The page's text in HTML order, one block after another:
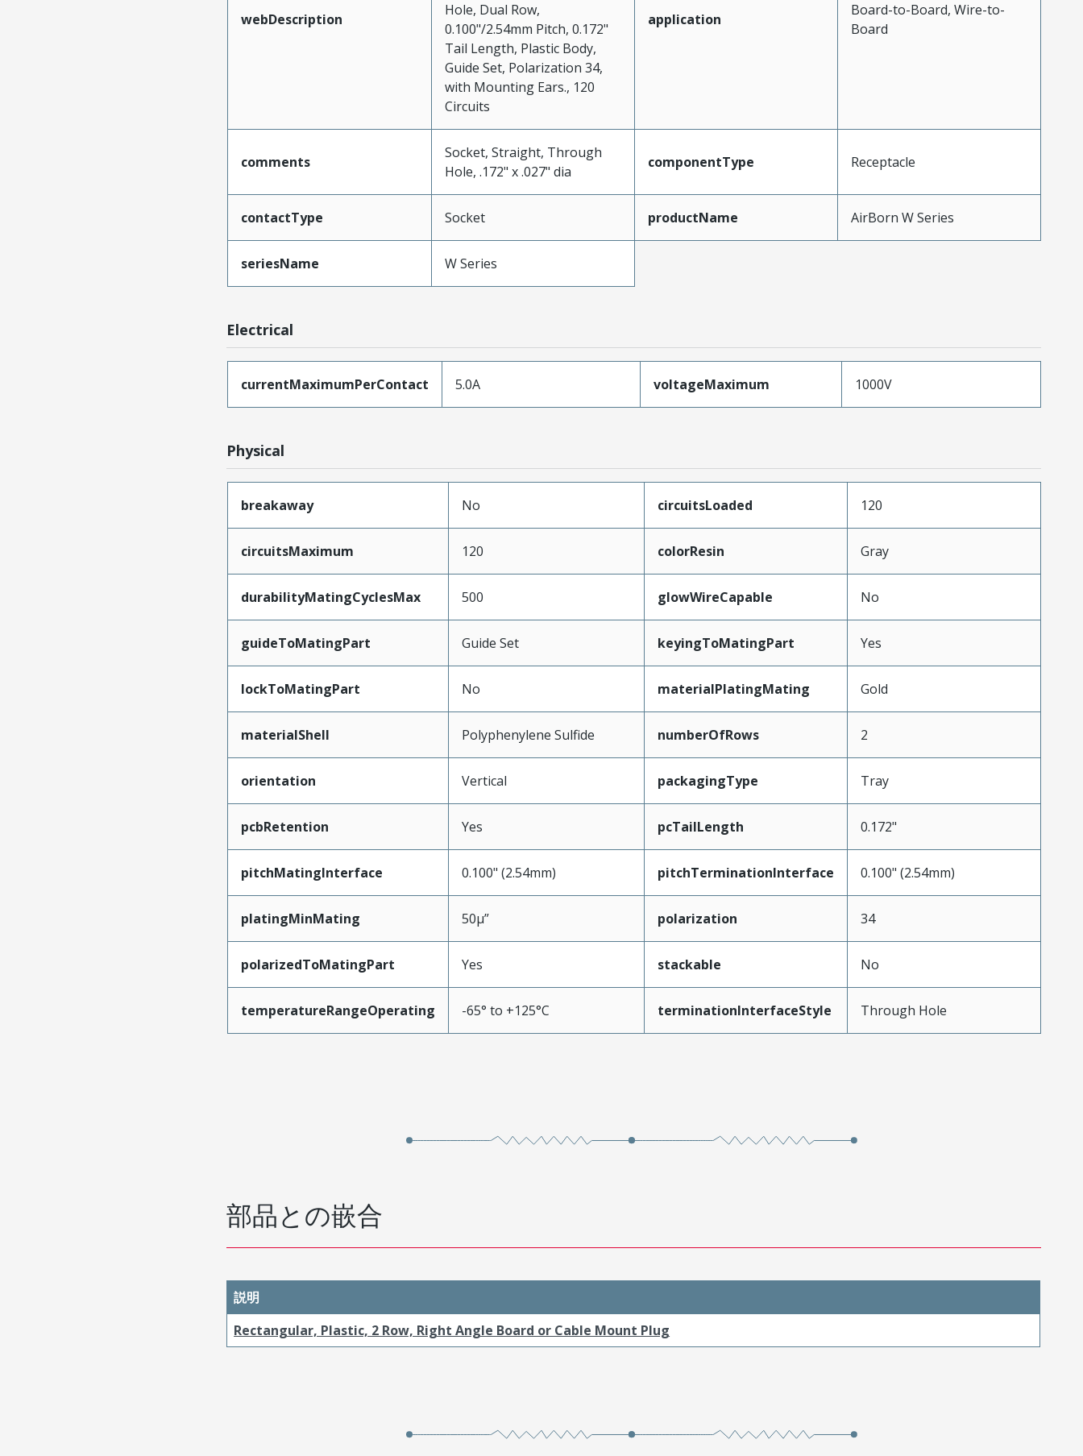
webDescription
Hole, Dual Row,
0.100"/2.54mm Pitch, 0.172"
Tail Length, Plastic Body,
Guide Set, Polarization 34,
with Mounting Ears., 120
Circuits
application
Board-to-Board, Wire-to-
Board
comments
Socket, Straight, Through
Hole, .172" x .027" dia
componentType Receptacle
contactType Socket productName AirBorn W Series
seriesName W Series
Electrical
currentMaximumPerContact 5.0A voltageMaximum 1000V
Physical
breakaway No circuitsLoaded 120
circuitsMaximum 120 colorResin Gray
durabilityMatingCyclesMax 500 glowWireCapable No
guideToMatingPart Guide Set keyingToMatingPart Yes
lockToMatingPart No materialPlatingMating Gold
materialShell Polyphenylene Sulfide numberOfRows 2
orientation Vertical packagingType Tray
pcbRetention Yes pcTailLength 0.172"
pitchMatingInterface 0.100" (2.54mm) pitchTerminationInterface 0.100" (2.54mm)
platingMinMating 50µ” polarization 34
polarizedToMatingPart Yes stackable No
temperatureRangeOperating -65° to +125°C terminationInterfaceStyle Through Hole
部品との嵌合
説明
Rectangular, Plastic, 2 Row, Right Angle Board or Cable Mount Plug